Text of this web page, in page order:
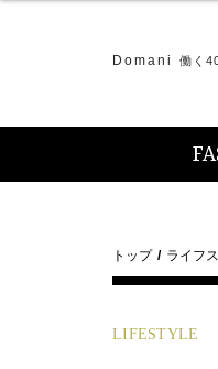
Domani 働く
トップ ライフ
LIFESTYLE